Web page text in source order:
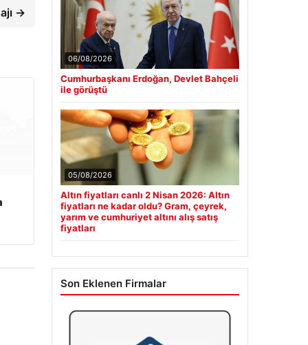
→
06/08/2026
Cumhurbaşkanı Erdoğan, Devlet Bahçeli
ile görüştü
05/08/2026
Altın fiyatları canlı 2 Nisan 2026: Altın
fiyatları ne kadar oldu? Gram, çeyrek,
yarım ve cumhuriyet altını alış satış
fiyatları
Son Eklenen Firmalar